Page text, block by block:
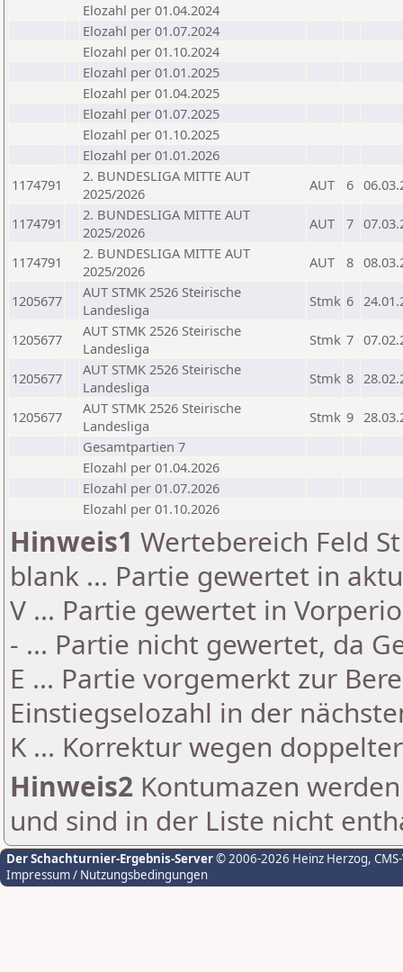
Elozahl per 01.04.2024
Elozahl per 01.07.2024
Elozahl per 01.10.2024
Elozahl per 01.01.2025
Elozahl per 01.04.2025
Elozahl per 01.07.2025
Elozahl per 01.10.2025
Elozahl per 01.01.2026
1174791
2. BUNDESLIGA MITTE AUT
2025/2026
AUT 6
1174791
2. BUNDESLIGA MITTE AUT
2025/2026
AUT 7
1174791
2. BUNDESLIGA MITTE AUT
2025/2026
AUT 8
1205677
AUT STMK 2526 Steirische
Landesliga
Stmk 6
1205677
AUT STMK 2526 Steirische
Landesliga
Stmk 7
1205677
AUT STMK 2526 Steirische
Landesliga
Stmk 8
1205677
AUT STMK 2526 Steirische
Landesliga
Stmk 9
Gesamtpartien 7
Elozahl per 01.04.2026
Elozahl per 01.07.2026
Elozahl per 01.10.2026
Hinweis1 Wertebereich Feld
blank ... Partie gewertet in
V ... Partie gewertet in
- ... Partie nicht gewertet, da
E ... Partie vorgemerkt zur
Einstiegselozahl in der
K ... Korrektur wegen
Hinweis2 Kontumazen
und sind in der Liste nicht
Der Schachturnier-Ergebnis-Server© 2006-2026 Heinz Herzog,
Impressum / Nutzungsbedingungen